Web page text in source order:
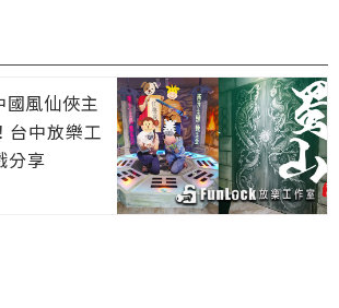
國風仙俠主
台中放樂工
分享